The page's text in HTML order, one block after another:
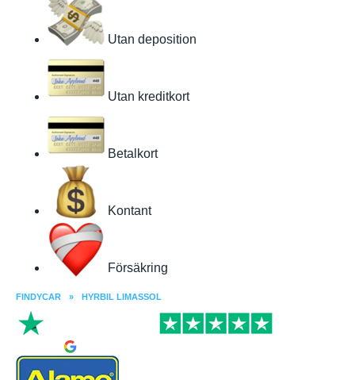
Utan deposition
Utan kreditkort
Betalkort
Kontant
Försäkring
FINDYCAR » HYRBIL LIMASSOL